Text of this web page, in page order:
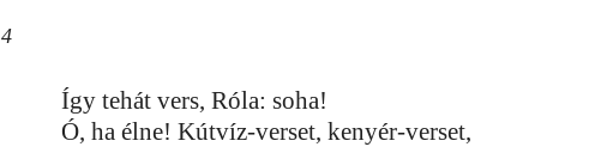
4
Így tehát vers, Róla: soha!
Ó, ha élne! Kútvíz-verset, kenyér-verset,